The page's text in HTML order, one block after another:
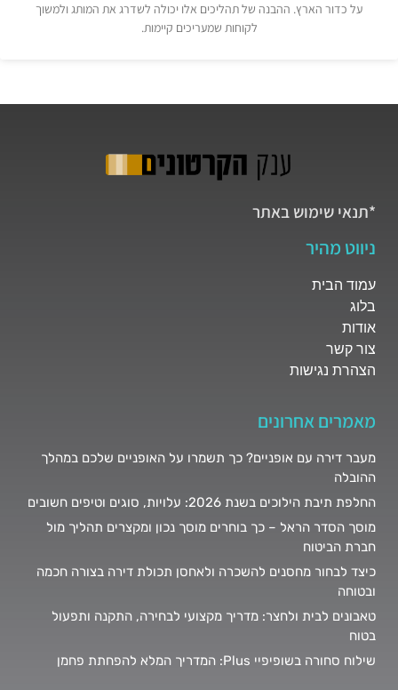
על כדור הארץ. ההבנה של תהליכים אלו יכולה לשדרג את המותג ולמשוך
לקוחות שמעריכים קיימות.
*תנאי שימוש באתר
ניווט מהיר
עמוד הבית
בלוג
אודות
צור קשר
הצהרת נגישות
מאמרים אחרונים
מעבר דירה עם אופניים? כך תשמרו על האופניים שלכם במהלך
ההובלה
החלפת תיבת הילוכים בשנת 2026: עלויות, סוגים וטיפים חשובים
מוסך הסדר הראל – כך בוחרים מוסך נכון ומקצרים תהליך מול
חברת הביטוח
כיצד לבחור מחסנים להשכרה ולאחסן תכולת דירה בצורה חכמה
ובטוחה
טאבונים לבית ולחצר: מדריך מקצועי לבחירה, התקנה ותפעול
בטוח
שילוח סחורה בשופיפיי Plus: המדריך המלא להפחתת פחמן